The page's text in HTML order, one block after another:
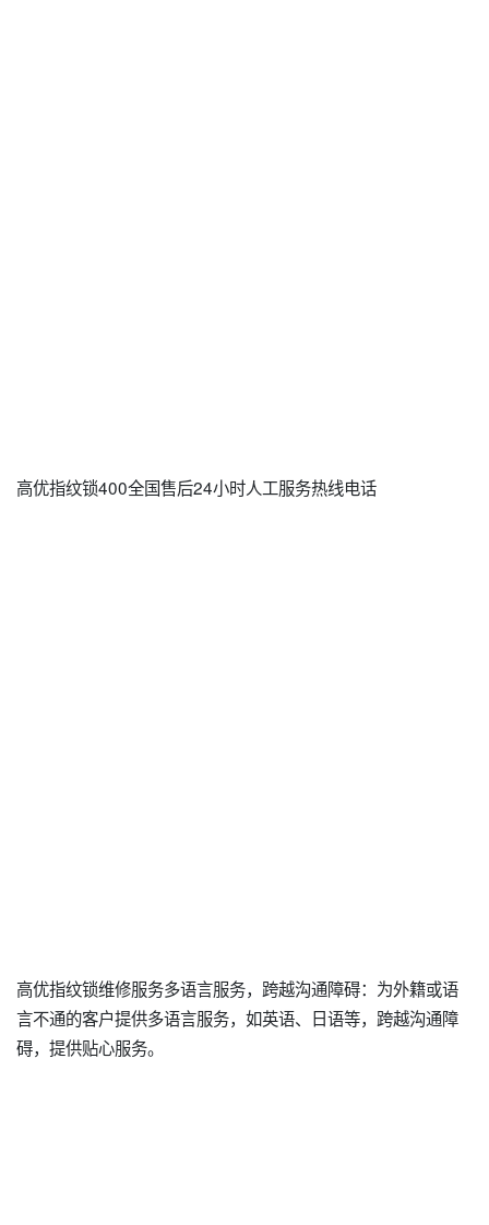
高优指纹锁400全国售后24小时人工服务热线电话
高优指纹锁维修服务多语言服务，跨越沟通障碍：为外籍或语
言不通的客户提供多语言服务，如英语、日语等，跨越沟通障
碍，提供贴心服务。